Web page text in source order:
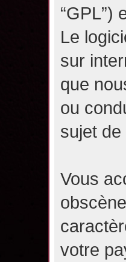
“GPL”)
Le
sur
que
ou
sujet
Vous
votre